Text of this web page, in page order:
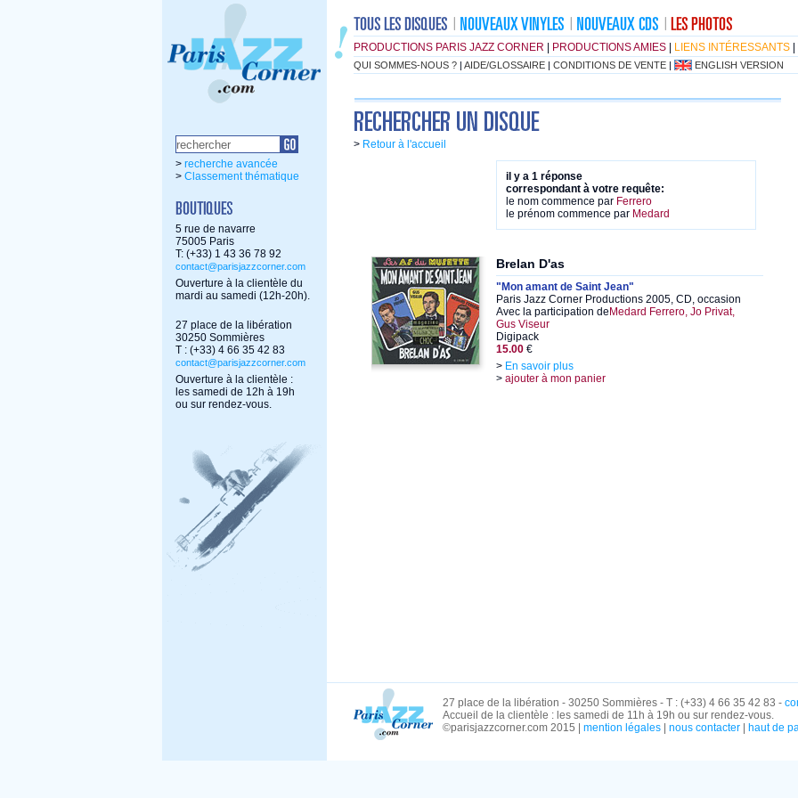
PRODUCTIONS PARIS JAZZ CORNER PRODUCTIONS AMIES LIENS INTÉRESSANTS
QUI SOMMES-NOUS ? | AIDE/GLOSSAIRE | CONDITIONS DE VENTE | ENGLISH VERSION
> recherche avancée
> Classement thématique
5 rue de navarre
75005 Paris
T: (+33) 1 43 36 78 92
contact@parisjazzcorner.com
Ouverture à la clientèle du
mardi au samedi (12h-20h).
27 place de la libération
30250 Sommières
T : (+33) 4 66 35 42 83
contact@parisjazzcorner.com
Ouverture à la clientèle :
les samedi de 12h à 19h
ou sur rendez-vous.
> Retour à l'accueil
il y a 1 réponse
correspondant à votre requête:
le nom commence par Ferrero
le prénom commence par Medard
Brelan D'as
"Mon amant de Saint Jean"
Paris Jazz Corner Productions 2005, CD, occasion
Avec la participation de Medard Ferrero, Jo Privat,
Gus Viseur
Digipack
15.00 €
> En savoir plus
> ajouter à mon panier
27 place de la libération - 30250 Sommières - T : (+33) 4 66 35 42 83 -
Accueil de la clientèle : les samedi de 11h à 19h ou sur rendez-vous.
©parisjazzcorner.com 2015 | mention légales nous contacter haut de